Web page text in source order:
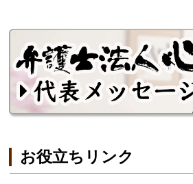
お役立ちリンク